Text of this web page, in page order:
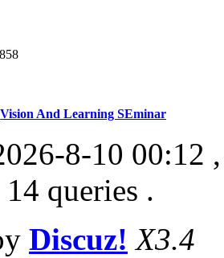
Vision And Learning SEminar
8-10 00:12
queries .
Discuz! X3.4